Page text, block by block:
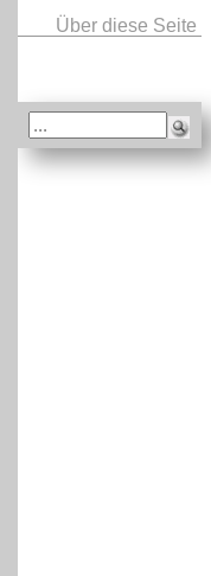
Über diese Seite